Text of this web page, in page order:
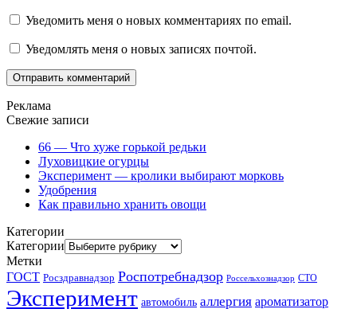
Уведомить меня о новых комментариях по email.
Уведомлять меня о новых записях почтой.
Реклама
Свежие записи
66 — Что хуже горькой редьки
Луховицкие огурцы
Эксперимент — кролики выбирают морковь
Удобрения
Как правильно хранить овощи
Категории
Категории
Метки
ГОСТ Росздравнадзор Роспотребнадзор Россельхознадзор СТО
Эксперимент автомобиль аллергия ароматизатор